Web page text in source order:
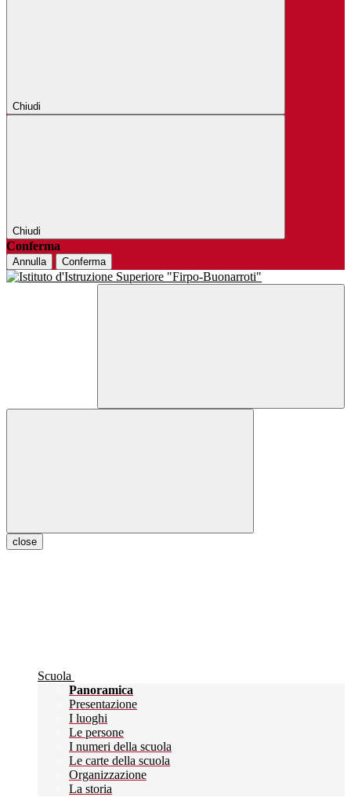
Chiudi
Chiudi
Conferma
Annulla Conferma
close
Scuola
Panoramica
Presentazione
I luoghi
Le persone
I numeri della scuola
Le carte della scuola
Organizzazione
La storia